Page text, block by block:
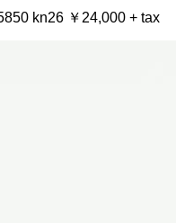
kn26 ￥24,000 + tax